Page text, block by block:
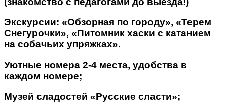
Экскурсии: «Обзорная по городу», «Терем
Снегурочки», «Питомник хаски с катанием
на собачьих упряжках».
Уютные номера 2-4 места, удобства в
каждом номере;
Музей сладостей «Русские сласти»;